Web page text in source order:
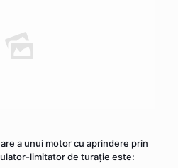
a unui motor cu aprindere prin
limitator de turație este: